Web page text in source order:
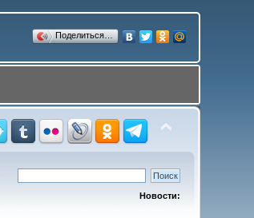
Поделиться…
Новости: